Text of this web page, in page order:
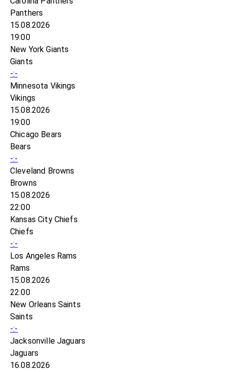
Panthers
15.08.2026
19:00
New York Giants
Giants
-:-
Minnesota Vikings
Vikings
15.08.2026
19:00
Chicago Bears
Bears
-:-
Cleveland Browns
Browns
15.08.2026
22:00
Kansas City Chiefs
Chiefs
-:-
Los Angeles Rams
Rams
15.08.2026
22:00
New Orleans Saints
Saints
-:-
Jacksonville Jaguars
Jaguars
16.08.2026